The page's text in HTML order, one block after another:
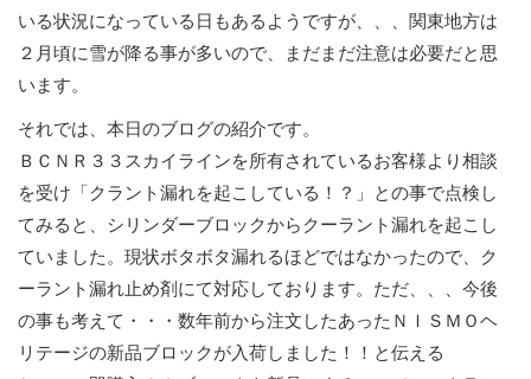
いる状況になっている日もあるようですが、、、関東地方は
２月頃に雪が降る事が多いので、まだまだ注意は必要だと思
います。
それでは、本日のブログの紹介です。
ＢＣＮＲ３３スカイラインを所有されているお客様より相談
を受け「クラント漏れを起こしている！？」との事で点検し
てみると、シリンダーブロックからクーラント漏れを起こし
ていました。現状ボタボタ漏れるほどではなかったので、ク
ーラント漏れ止め剤にて対応しております。ただ、、、今後
の事も考えて・・・数年前から注文したあったＮＩＳＭＯヘ
リテージの新品ブロックが入荷しました！！と伝える